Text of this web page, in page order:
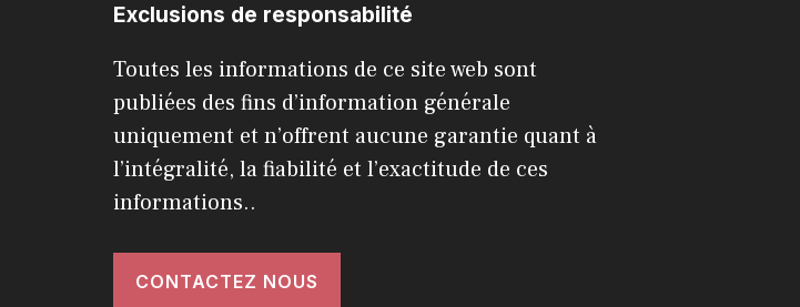
Exclusions de responsabilité
Toutes les informations de ce site web sont
publiées des fins d’information générale
uniquement et n’offrent aucune garantie quant à
l’intégralité, la fiabilité et l’exactitude de ces
informations..
CONTACTEZ NOUS